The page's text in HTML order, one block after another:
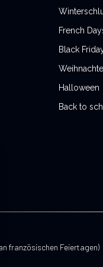
French
Black
Halloween
Back to
französischen Feiertagen)